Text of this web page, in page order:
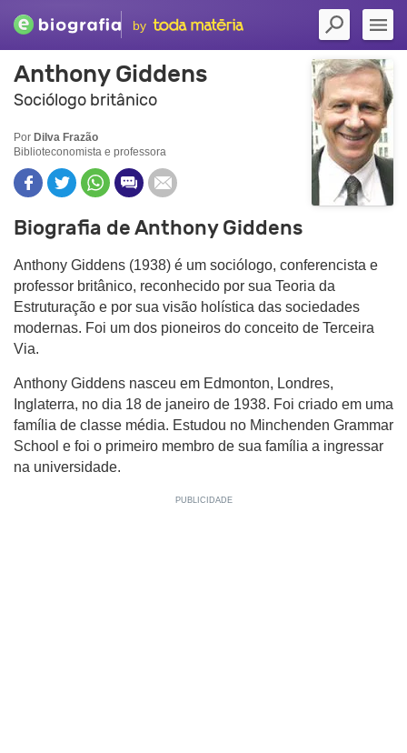
by
Anthony Giddens
Sociólogo britânico
Por Dilva Frazão
Biblioteconomista e professora
Biografia de Anthony Giddens
Anthony Giddens (1938) é um sociólogo, conferencista e
professor britânico, reconhecido por sua Teoria da
Estruturação e por sua visão holística das sociedades
modernas. Foi um dos pioneiros do conceito de Terceira
Via.
Anthony Giddens nasceu em Edmonton, Londres,
Inglaterra, no dia 18 de janeiro de 1938. Foi criado em uma
família de classe média. Estudou no Minchenden Grammar
School e foi o primeiro membro de sua família a ingressar
na universidade.